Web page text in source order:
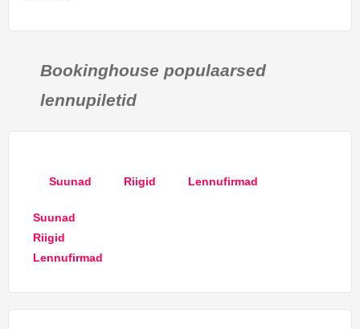
Bookinghouse populaarsed
lennupiletid
Suunad Riigid Lennufirmad
Suunad
Riigid
Lennufirmad